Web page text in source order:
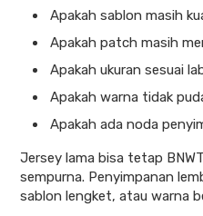
Apakah sablon masih
Apakah patch masih
Apakah ukuran sesuai
Apakah warna tidak
Apakah ada noda
Jersey lama bisa tetap
sempurna. Penyimpanan
sablon lengket, atau warna